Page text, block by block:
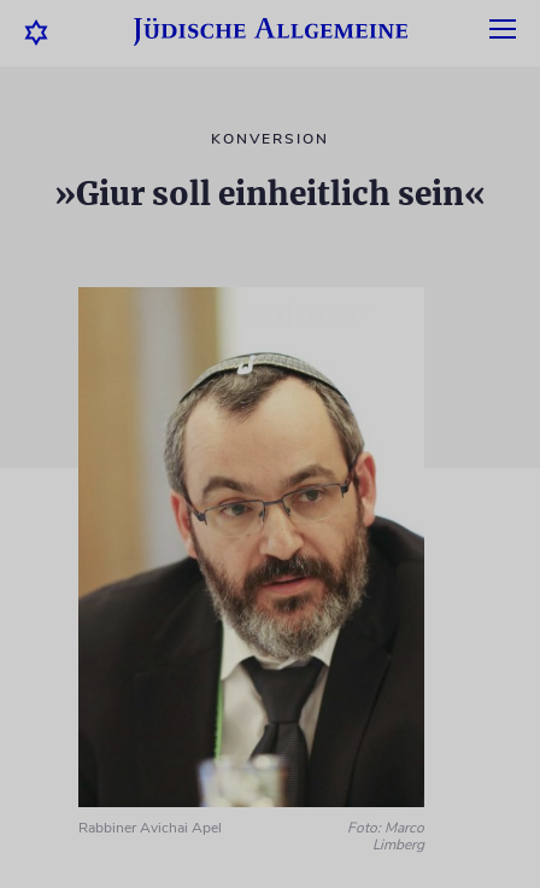
KONVERSION
»Giur soll einheitlich sein«
Rabbiner Avichai Apel
Foto: Marco
Limberg